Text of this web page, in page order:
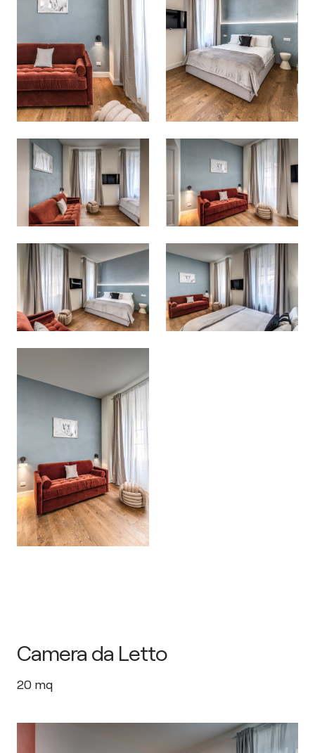
Camera da Letto
20 mq